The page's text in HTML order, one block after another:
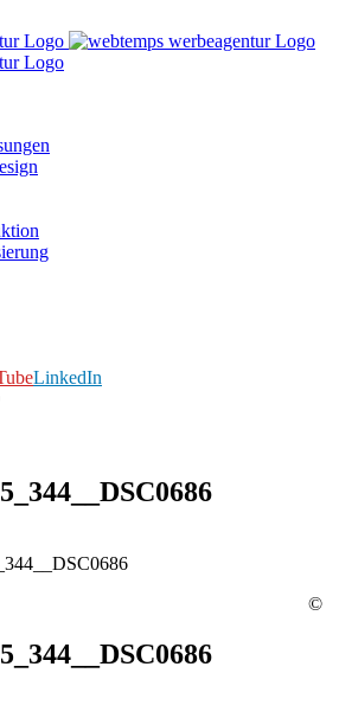
LinkedIn
©